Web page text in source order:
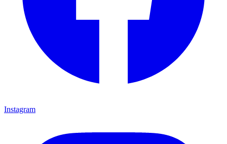
Instagram